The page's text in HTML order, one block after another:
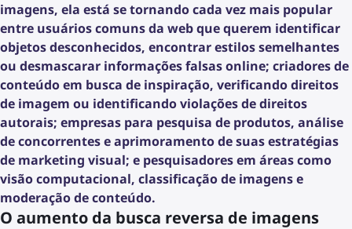
imagens, ela está se tornando cada vez mais popular
entre usuários comuns da web que querem identificar
objetos desconhecidos, encontrar estilos semelhantes
ou desmascarar informações falsas online; criadores de
conteúdo em busca de inspiração, verificando direitos
de imagem ou identificando violações de direitos
autorais; empresas para pesquisa de produtos, análise
de concorrentes e aprimoramento de suas estratégias
de marketing visual; e pesquisadores em áreas como
visão computacional, classificação de imagens e
moderação de conteúdo.
O aumento da busca reversa de imagens